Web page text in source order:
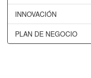
INNOVACIÓN
PLAN DE NEGOCIO